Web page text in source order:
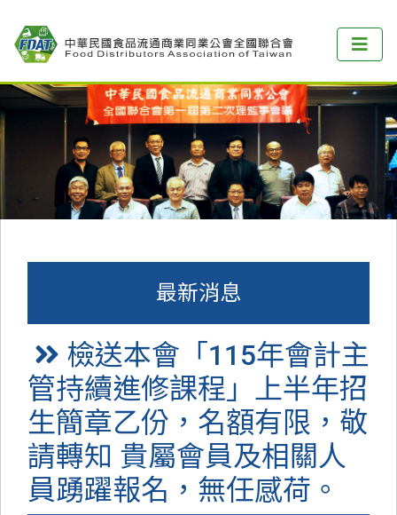
最新消息
檢送本會「115年會計主
管持續進修課程」上半年招
生簡章乙份，名額有限，敬
請轉知 貴屬會員及相關人
員踴躍報名，無任感荷。